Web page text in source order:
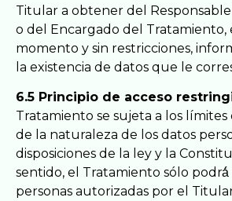
Titular a obtener del
o del Encargado del
momento y sin restricciones,
la existencia de datos que le
6.5 Principio de acceso
Tratamiento se sujeta a los límites
de la naturaleza de los datos
disposiciones de la ley y la
sentido, el Tratamiento sólo
personas autorizadas por el